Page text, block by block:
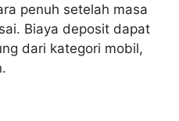
penuh setelah masa
Biaya deposit dapat
dari kategori mobil,